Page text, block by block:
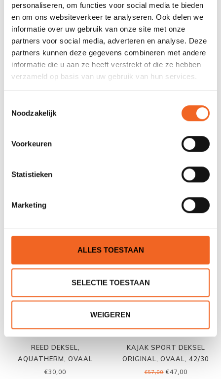
personaliseren, om functies voor social media te bieden
en om ons websiteverkeer te analyseren. Ook delen we
informatie over uw gebruik van onze site met onze
partners voor social media, adverteren en analyse. Deze
partners kunnen deze gegevens combineren met andere
informatie die u aan ze heeft verstrekt of die ze hebben
verzameld op basis van uw gebruik van hun services.
Noodzakelijk
Voorkeuren
Statistieken
Marketing
ALLES TOESTAAN
SELECTIE TOESTAAN
WEIGEREN
JE BEOORDELING TOEVOEGEN
GERELATEERDE PRODUCTEN
REED DEKSEL,
CM. (8)
€25,00
REED DEKSEL,
REED DEKSEL,
AQUATHERM, OVAAL
VALLEY (16)
€30,00
KAJAK SPORT DEKSEL
ORIGINAL, OVAAL, 42/30
CM
€57,00€47,00